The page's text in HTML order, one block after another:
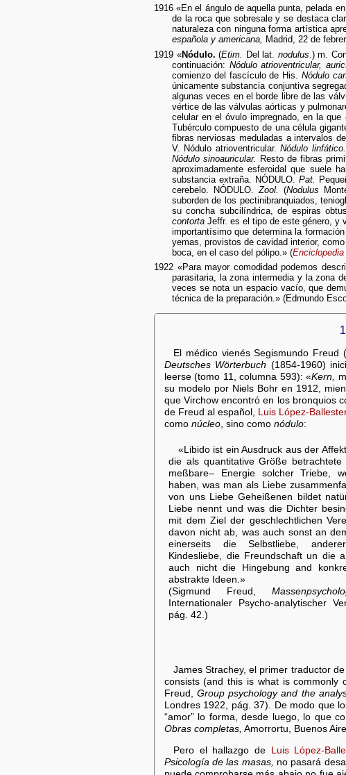
1916 «En el ángulo de aquella punta, pelada
de la roca que sobresale y se destaca
naturaleza con ninguna forma artística
española y americana, Madrid, 22 de
1919 «Nódulo. (Etim. Del lat. nodulus .) m.
continuación: Nódulo atrioventricular,
comienzo del fascículo de His.Nódulo
únicamente substancia conjuntiva
algunas veces en el borde libre de las
vértice de las válvulas aórticas y
celular en el óvulo impregnado, en la
Tubérculo compuesto de una célula
fibras nerviosas meduladas a intervalos
V. Nódulo atrioventricular.Nódulo linfático.
Nódulo sinoauricular.
Resto de fibras
aproximadamente esferoidal que suele
substancia extraña. NÓDULO.Pat.
cerebelo. NÓDULO.Zool. (Nodulus
suborden de los pectinibranquiados,
su concha subcilíndrica, de espiras
contortaJeffr. es el tipo de este género, y
importantísimo que determina la
yemas, provistos de cavidad interior,
boca, en el caso del pólipo.» (
1922 «Para mayor comodidad podemos
parasitaria, la zona intermedia y la zona
veces se nota un espacio vacío, que
técnica de la preparación.» (Edmundo
El médico vienés Segismundo
Deutsches Wörterbuch (1854-1960)
leerse (tomo 11, columna 593): «Kern,
su modelo por Niels Bohr en 1912,
que Virchow encontró en los bronquios
de Freud al español, Luis López-
como núcleo, sino como nódulo:
«Libido ist ein Ausdruck aus der
die als quantitative Größe
meßbare– Energie solcher Triebe,
haben, was man als Liebe
von uns Liebe Geheißenen bildet
Liebe nennt und was die Dichter
mit dem Ziel der geschlechtlichen
davon nicht ab, was auch sonst an
einerseits die Selbstliebe,
Kindesliebe, die Freundschaft un die
auch nicht die Hingebung and
abstrakte Ideen.»
(Sigmund Freud,
Internationaler Psycho-analytischer
pág. 42.)
James Strachey, el primer traductor
consists (and this is what is commonly
Freud, Group psychology and the
Londres 1922, pág. 37). De modo que
“amor” lo forma, desde luego, lo que
Obras completas, Amorrortu, Buenos
Pero el hallazgo de Luis López-
Psicología de las masas, no pasará